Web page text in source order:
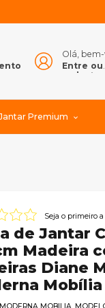
Olá,
Entre ou
Premium
Seja o primeiro
de Jantar
Madeira
Diane
Mobília
MOBILIA